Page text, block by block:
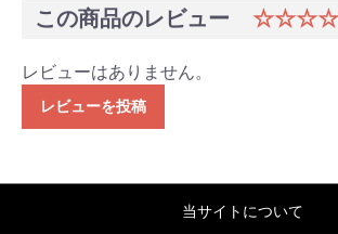
この商品のレビュー
レビューはありません。
レビューを投稿
当サイトについて